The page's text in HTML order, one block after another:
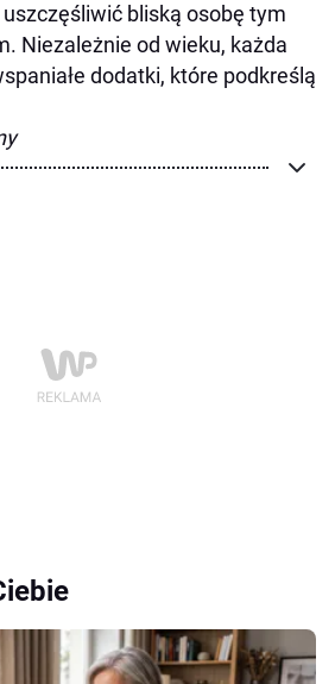
bliską osobę tym
Niezależnie od wieku, każda
dodatki, które podkreślą